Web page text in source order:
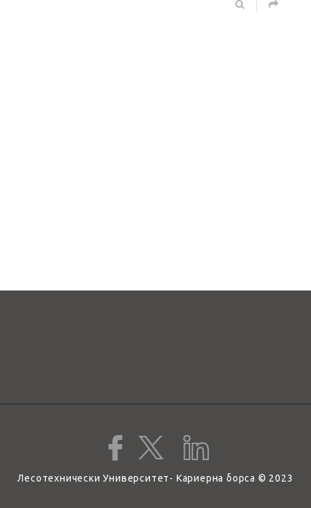
Лесотехнически Университет- Кариерна борса © 2023